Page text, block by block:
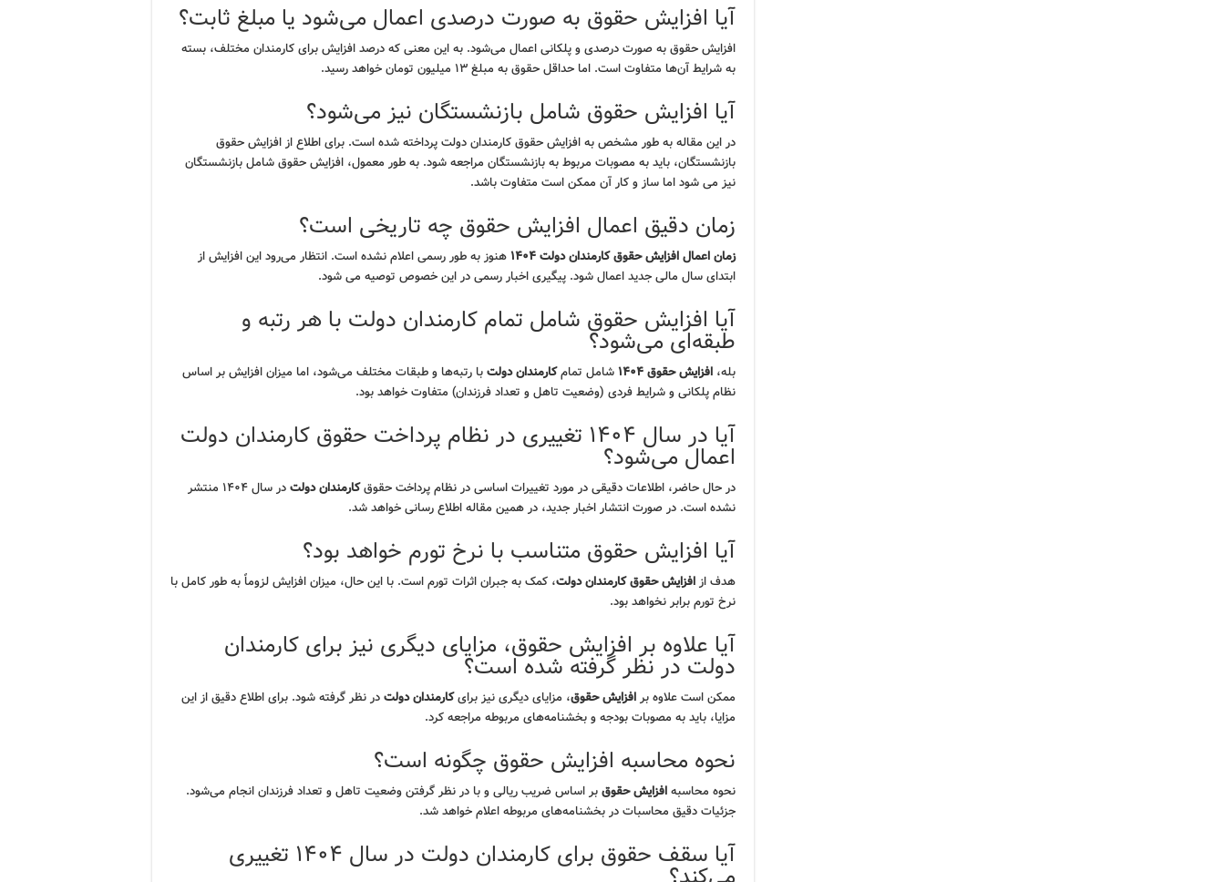
آیا افزایش حقوق به صورت درصدی اعمال می‌شود یا مبلغ ثابت؟
افزایش حقوق به صورت درصدی و پلکانی اعمال می‌شود. به این معنی که درصد افزایش برای کارمندان مختلف، بسته
به شرایط آن‌ها متفاوت است. اما حداقل حقوق به مبلغ ۱۳ میلیون تومان خواهد رسید.
آیا افزایش حقوق شامل بازنشستگان نیز می‌شود؟
در این مقاله به طور مشخص به افزایش حقوق کارمندان دولت پرداخته شده است. برای اطلاع از افزایش حقوق
بازنشستگان، باید به مصوبات مربوط به بازنشستگان مراجعه شود. به طور معمول، افزایش حقوق شامل بازنشستگان
نیز می شود اما ساز و کار آن ممکن است متفاوت باشد.
زمان دقیق اعمال افزایش حقوق چه تاریخی است؟
زمان اعمال افزایش حقوق کارمندان دولت ۱۴۰۴
هنوز به طور رسمی اعلام نشده است. انتظار می‌رود این افزایش از
ابتدای سال مالی جدید اعمال شود. پیگیری اخبار رسمی در این خصوص توصیه می شود.
آیا افزایش حقوق شامل تمام کارمندان دولت با هر رتبه و
طبقه‌ای می‌شود؟
بله، افزایش حقوق ۱۴۰۴ شامل تمامکارمندان دولتبا رتبه‌ها و طبقات مختلف می‌شود، اما میزان افزایش بر اساس
نظام پلکانی و شرایط فردی (وضعیت تاهل و تعداد فرزندان) متفاوت خواهد بود.
آیا در سال ۱۴۰۴ تغییری در نظام پرداخت حقوق کارمندان دولت
اعمال می‌شود؟
در حال حاضر، اطلاعات دقیقی در مورد تغییرات اساسی در نظام پرداخت حقوقکارمندان دولت
در سال ۱۴۰۴ منتشر
نشده است. در صورت انتشار اخبار جدید، در همین مقاله اطلاع رسانی خواهد شد.
آیا افزایش حقوق متناسب با نرخ تورم خواهد بود؟
هدف ازافزایش حقوق کارمندان دولت، کمک به جبران اثرات تورم است. با این حال، میزان افزایش لزوماً به طور کامل با
نرخ تورم برابر نخواهد بود.
آیا علاوه بر افزایش حقوق، مزایای دیگری نیز برای کارمندان
دولت در نظر گرفته شده است؟
ممکن است علاوه برافزایش حقوق، مزایای دیگری نیز برایکارمندان دولتدر نظر گرفته شود. برای اطلاع دقیق از این
مزایا، باید به مصوبات بودجه و بخشنامه‌های مربوطه مراجعه کرد.
نحوه محاسبه افزایش حقوق چگونه است؟
نحوه محاسبهافزایش حقوقبر اساس ضریب ریالی و با در نظر گرفتن وضعیت تاهل و تعداد فرزندان انجام می‌شود.
جزئیات دقیق محاسبات در بخشنامه‌های مربوطه اعلام خواهد شد.
آیا سقف حقوق برای کارمندان دولت در سال ۱۴۰۴ تغییری